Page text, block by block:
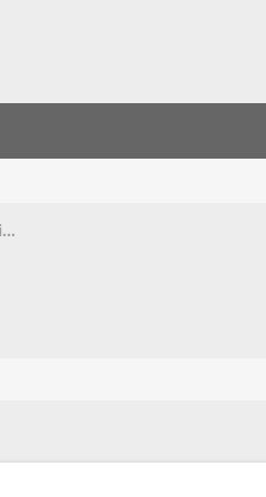
Rock im Park 2011 - Camping und Anreise